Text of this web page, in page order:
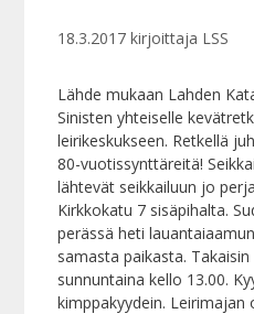
18.3.2017 kirjoittaja LSS
Lähde mukaan Lahden
Sinisten yhteiselle
leirikeskukseen. Retkellä
80-vuotissynttäreitä!
lähtevät seikkailuun jo
Kirkkokatu 7 sisäpihalta.
perässä heti
samasta paikasta.
sunnuntaina kello 13.00.
kimppakyydein.